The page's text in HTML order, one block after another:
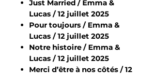
Just Married / Emma &
Lucas / 12 juillet 2025
Pour toujours / Emma &
Lucas / 12 juillet 2025
Notre histoire / Emma &
Lucas / 12 juillet 2025
Merci d’être à nos côtés / 12